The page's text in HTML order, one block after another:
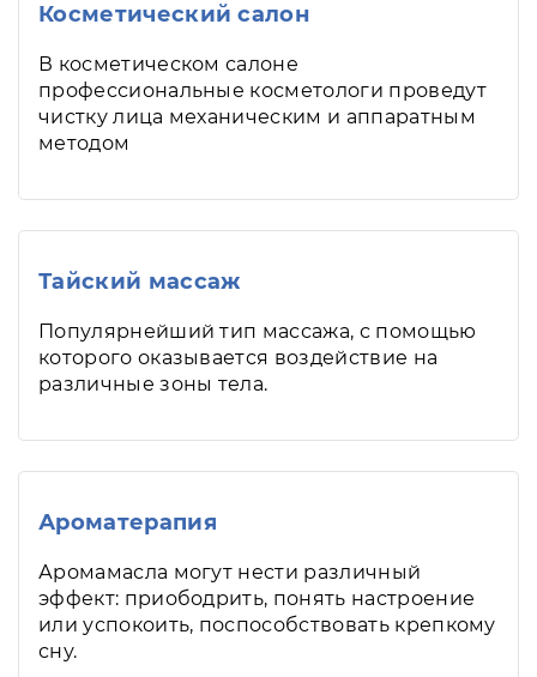
Косметический салон
В косметическом салоне
профессиональные косметологи проведут
чистку лица механическим и аппаратным
методом
Тайский массаж
Популярнейший тип массажа, с помощью
которого оказывается воздействие на
различные зоны тела.
Ароматерапия
Аромамасла могут нести различный
эффект: приободрить, понять настроение
или успокоить, поспособствовать крепкому
сну.